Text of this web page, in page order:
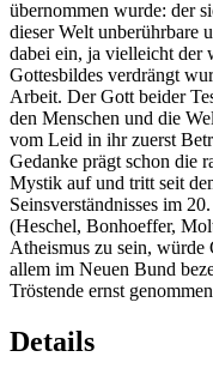
übernommen wurde: der
dieser Welt unberührbare
dabei ein, ja vielleicht der
Gottesbildes verdrängt
Arbeit. Der Gott beider
den Menschen und die
vom Leid in ihr zuerst
Gedanke prägt schon die
Mystik auf und tritt seit
Seinsverständnisses im
(Heschel, Bonhoeffer,
Atheismus zu sein,
allem im Neuen Bund
Tröstende ernst
Details